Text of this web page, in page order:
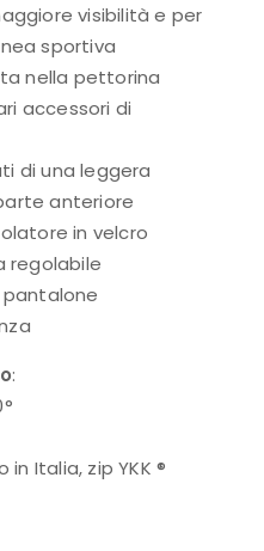
visibilità e per
sportiva
nella pettorina
accessori di
di una leggera
anteriore
in velcro
regolabile
pantalone
:
Italia, zip YKK ®